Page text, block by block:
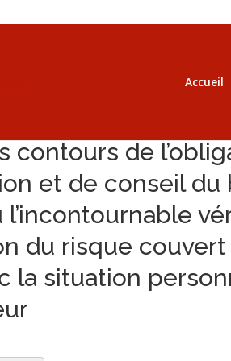
Accueil
contours de
et de conseil du
du risque
la situation